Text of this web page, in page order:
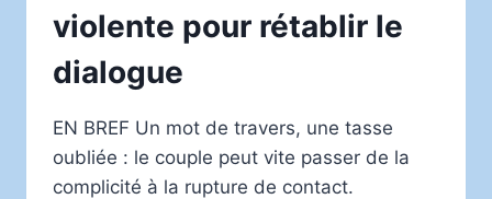
violente pour rétablir le
dialogue
EN BREF Un mot de travers, une tasse
oubliée : le couple peut vite passer de la
complicité à la rupture de contact.